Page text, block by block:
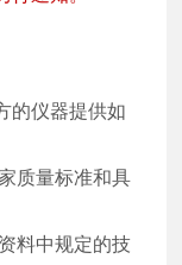
的仪器提供如
质量标准和具
料中规定的技